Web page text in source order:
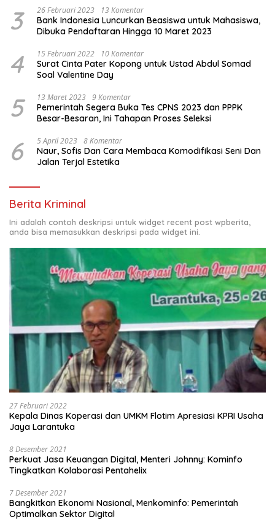
3 26 Februari 2023 13 Komentar
Bank Indonesia Luncurkan Beasiswa untuk Mahasiswa,
Dibuka Pendaftaran Hingga 10 Maret 2023
4 15 Februari 2022 10 Komentar
Surat Cinta Pater Kopong untuk Ustad Abdul Somad
Soal Valentine Day
5 13 Maret 2023 9 Komentar
Pemerintah Segera Buka Tes CPNS 2023 dan PPPK
Besar-Besaran, Ini Tahapan Proses Seleksi
6 5 April 2023 8 Komentar
Naur, Sofis Dan Cara Membaca Komodifikasi Seni Dan
Jalan Terjal Estetika
Berita Kriminal
Ini adalah contoh deskripsi untuk widget recent post wpberita,
anda bisa memasukkan deskripsi pada widget ini.
27 Februari 2022
Kepala Dinas Koperasi dan UMKM Flotim Apresiasi KPRI Usaha
Jaya Larantuka
8 Desember 2021
Perkuat Jasa Keuangan Digital, Menteri Johnny: Kominfo
Tingkatkan Kolaborasi Pentahelix
7 Desember 2021
Bangkitkan Ekonomi Nasional, Menkominfo: Pemerintah
Optimalkan Sektor Digital